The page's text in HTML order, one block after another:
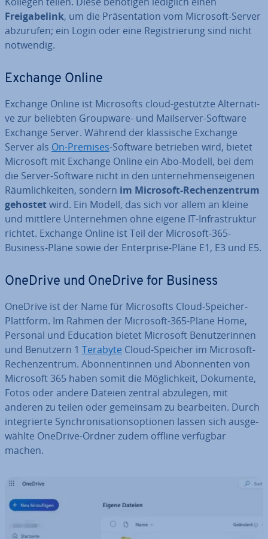
Frei­ga­be­l­ink, um die Prä­sen­ta­ti­on vom Microsoft-Server
abzurufen; ein Login oder eine Re­gis­trie­rung sind nicht
notwendig.
Exchange Online
Exchange Online ist Mi­cro­softs cloud-gestützte Al­ter­na­ti­
ve zur beliebten Groupware- und Mail­ser­ver-Software
Exchange Server. Während der klas­si­sche Exchange
Server als On-Premises-Software betrieben wird, bietet
Microsoft mit Exchange Online ein Abo-Modell, bei dem
die Server-Software nicht in den un­ter­neh­mens­ei­ge­nen
Räum­lich­kei­ten, sondern im Microsoft-Re­chen­zen­trum
gehostetwird. Ein Modell, das sich vor allem an kleine
und mittlere Un­ter­neh­men ohne eigene IT-In­fra­struk­tur
richtet. Exchange Online ist Teil der Microsoft-365-
Business-Pläne sowie der En­ter­pri­se-Pläne E1, E3 und E5.
OneDrive und OneDrive for Business
OneDrive ist der Name für Mi­cro­softs Cloud-Speicher-
Plattform. Im Rahmen der Microsoft-365-Pläne Home,
Personal und Education bietet Microsoft Be­nut­ze­rin­nen
und Benutzern 1 Terabyte Cloud-Speicher im Microsoft-
Re­chen­zen­trum. Abon­nen­tin­nen und Abon­nen­ten von
Microsoft 365 haben somit die Mög­lich­keit, Dokumente,
Fotos oder andere Dateien zentral abzulegen, mit
anderen zu teilen oder gemeinsam zu be­ar­bei­ten. Durch
in­te­grier­te Syn­chro­ni­sa­ti­ons­op­tio­nen lassen sich aus­ge­
wähl­te OneDrive-Ordner zudem offline verfügbar
machen.